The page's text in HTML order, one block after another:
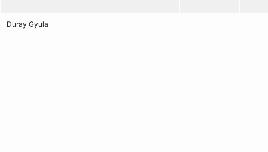
Duray Gyula